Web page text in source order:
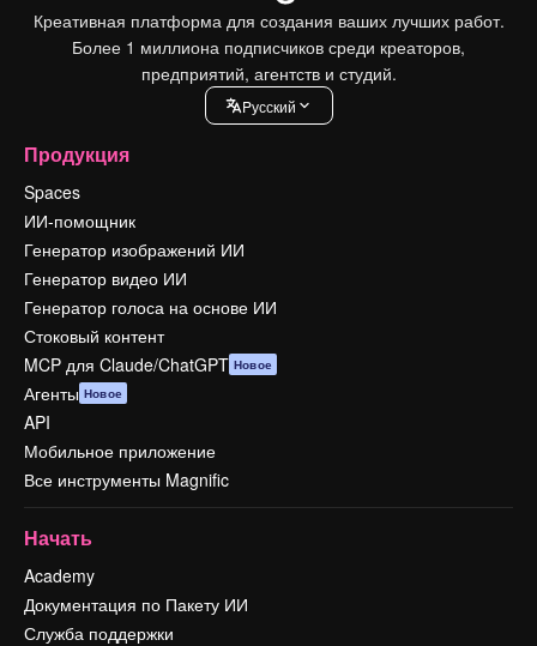
Креативная платформа для создания ваших лучших работ.
Более 1 миллиона подписчиков среди креаторов,
предприятий, агентств и студий.
Pусский
Продукция
Spaces
ИИ-помощник
Генератор изображений ИИ
Генератор видео ИИ
Генератор голоса на основе ИИ
Стоковый контент
MCP для Claude/ChatGPT Новое
Агенты Новое
API
Мобильное приложение
Все инструменты Magnific
Начать
Academy
Документация по Пакету ИИ
Служба поддержки